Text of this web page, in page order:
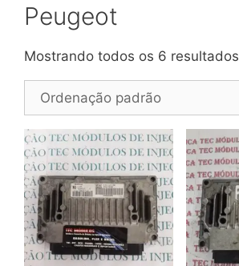
Peugeot
Mostrando todos os 6 resultados